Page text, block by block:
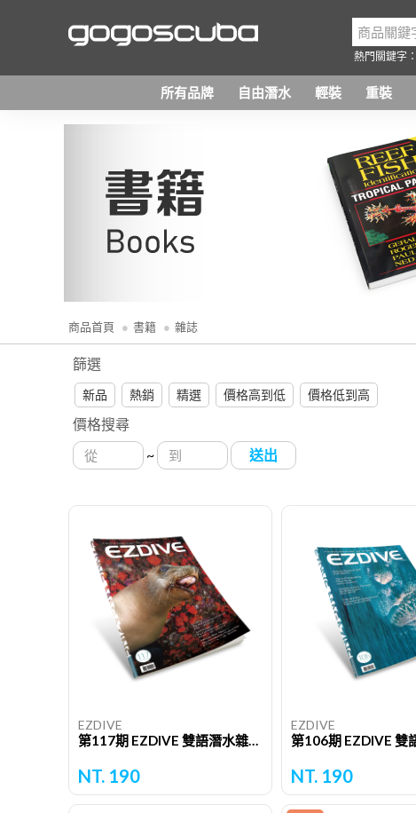
熱門關鍵字：
所有品牌 自由潛水 輕裝 重裝
商品首頁 書籍 雜誌
篩選
新品 熱銷 精選 價格高到低 價格低到高
價格搜尋
~
送出
EZDIVE
第117期 EZDIVE 雙語潛水雜誌（單期）
NT. 190
EZDIVE
NT. 190